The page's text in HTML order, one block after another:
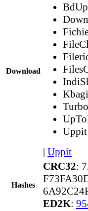
Download
Kbagi
Uppit
| Uppit
Hashes
CRC32:
ED2K: